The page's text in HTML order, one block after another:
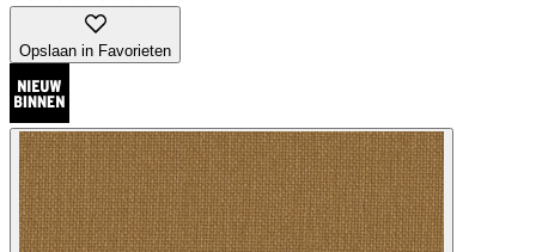
Opslaan in Favorieten